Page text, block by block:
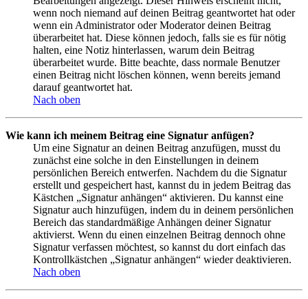
wenn noch niemand auf deinen Beitrag geantwortet hat oder
wenn ein Administrator oder Moderator deinen Beitrag
überarbeitet hat. Diese können jedoch, falls sie es für nötig
halten, eine Notiz hinterlassen, warum dein Beitrag
überarbeitet wurde. Bitte beachte, dass normale Benutzer
einen Beitrag nicht löschen können, wenn bereits jemand
darauf geantwortet hat.
Nach oben
Wie kann ich meinem Beitrag eine Signatur anfügen?
Um eine Signatur an deinen Beitrag anzufügen, musst du
zunächst eine solche in den Einstellungen in deinem
persönlichen Bereich entwerfen. Nachdem du die Signatur
erstellt und gespeichert hast, kannst du in jedem Beitrag das
Kästchen „Signatur anhängen“ aktivieren. Du kannst eine
Signatur auch hinzufügen, indem du in deinem persönlichen
Bereich das standardmäßige Anhängen deiner Signatur
aktivierst. Wenn du einen einzelnen Beitrag dennoch ohne
Signatur verfassen möchtest, so kannst du dort einfach das
Kontrollkästchen „Signatur anhängen“ wieder deaktivieren.
Nach oben